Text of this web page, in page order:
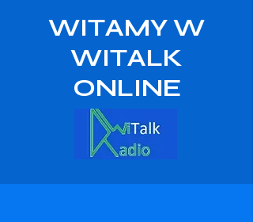
WITAMY W
WITALK
ONLINE